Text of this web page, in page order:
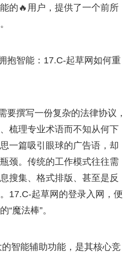
的🔥用户，提供了一个前所
抱智能：17.C-起草网如何重
要撰写一份复杂的法律协议，
梳理专业术语而不知从何下
一篇吸引眼球的广告语，却
颈。传统的工作模式往往需
搜集、格式排版、甚至是反
17.C-起草网的登录入网，便
“魔法棒”。
智能辅助功能，是其核心竞